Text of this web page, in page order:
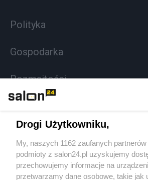
Polityka
Gospodarka
Rozmaitości
Sport
Społeczeństwo
Drogi Użytkowniku,
My, naszych 1162 zaufanych
podmioty z salon24.pl uzyskujemy
przechowujemy informacje na
przetwarzamy dane osobowe, takie jak